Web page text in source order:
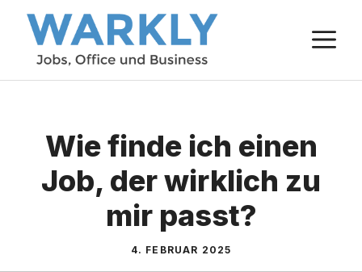
Zum
Inhalt
springen
Wie finde ich einen
Job, der wirklich zu
mir passt?
4. FEBRUAR 2025